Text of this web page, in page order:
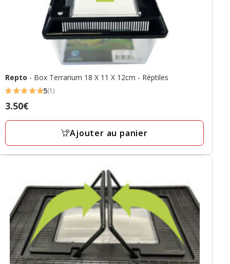
Repto - Box Terrarium 18 X 11 X 12cm - Réptiles
5
étoiles
avec
avis
5(1)
Prix
3.50€
3.50€
Ajouter au panier